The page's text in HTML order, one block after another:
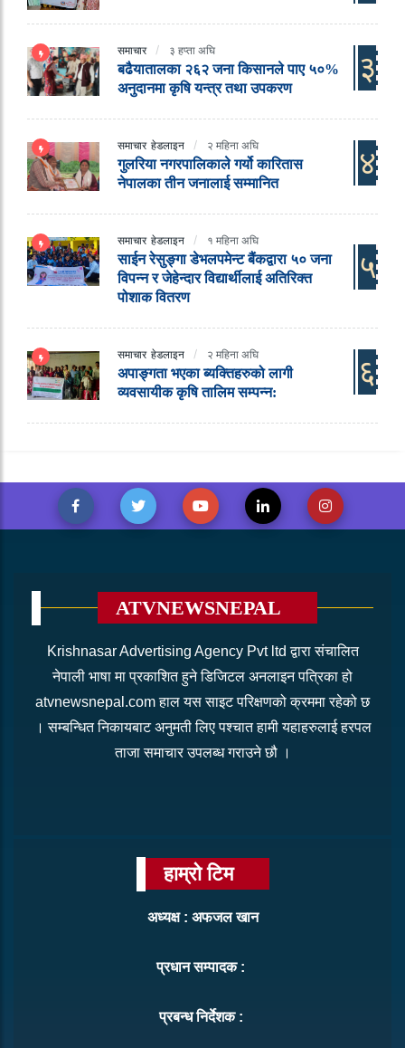
समाचार ३ हप्ता अघि
बढैयातालका २६२ जना किसानले पाए ५०%
अनुदानमा कृषि यन्त्र तथा उपकरण
३
समाचार हेडलाइन २ महिना अघि
गुलरिया नगरपालिकाले गर्यो कारितास
नेपालका तीन जनालाई सम्मानित
४
समाचार हेडलाइन १ महिना अघि
साईन रेसुङ्गा डेभलपमेन्ट बैंकद्वारा ५० जना
विपन्न र जेहेन्दार विद्यार्थीलाई अतिरिक्त
पोशाक वितरण
५
समाचार हेडलाइन २ महिना अघि
अपाङ्गता भएका ब्यक्तिहरुको लागी
व्यवसायीक कृषि तालिम सम्पन्न:
६
ATVNEWSNEPAL
Krishnasar Advertising Agency Pvt ltd द्वारा संचालित
नेपाली भाषा मा प्रकाशित हुने डिजिटल अनलाइन पत्रिका हो
atvnewsnepal.com हाल यस साइट परिक्षणको क्रममा रहेको छ
। सम्बन्धित निकायबाट अनुमती लिए पश्चात हामी यहाहरुलाई हरपल
ताजा समाचार उपलब्ध गराउने छौ ।
हाम्रो टिम
अध्यक्ष : अफजल खान
प्रधान सम्पादक :
प्रबन्ध निर्देशक :